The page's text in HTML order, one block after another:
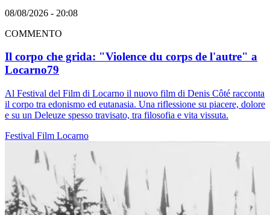
08/08/2026 - 20:08
COMMENTO
Il corpo che grida: "Violence du corps de l'autre" a
Locarno79
Al Festival del Film di Locarno il nuovo film di Denis Côté racconta
il corpo tra edonismo ed eutanasia. Una riflessione su piacere, dolore
e su un Deleuze spesso travisato, tra filosofia e vita vissuta.
Festival Film Locarno